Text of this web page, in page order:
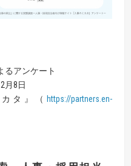
るアンケート
月8日
タ』（ https://partners.en-